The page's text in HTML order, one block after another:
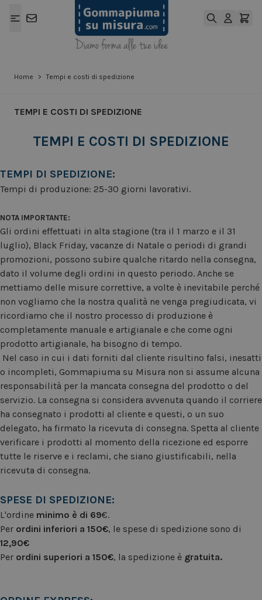
Home > Tempi e costi di spedizione
TEMPI E COSTI DI SPEDIZIONE
TEMPI E COSTI DI SPEDIZIONE
TEMPI DI SPEDIZIONE:
Tempi di produzione: 25-30 giorni lavorativi.
NOTA IMPORTANTE:
Gli ordini effettuati in alta stagione (tra il 1 marzo e il 31
luglio), Black Friday, vacanze di Natale o periodi di grandi
promozioni, possono subire qualche ritardo nella consegna,
dato il volume degli ordini in questo periodo. Anche se
mettiamo delle misure correttive, a volte è inevitabile perché
non vogliamo che la nostra qualità ne venga pregiudicata, vi
ricordiamo che il nostro processo di produzione è
completamente manuale e artigianale e che come ogni
prodotto artigianale, ha bisogno di tempo.
Nel caso in cui i dati forniti dal cliente risultino falsi, inesatti
o incompleti, Gommapiuma su Misura non si assume alcuna
responsabilità per la mancata consegna del prodotto o del
servizio. La consegna si considera avvenuta quando il corriere
ha consegnato i prodotti al cliente e questi, o un suo
delegato, ha firmato la ricevuta di consegna. Spetta al cliente
verificare i prodotti al momento della ricezione ed esporre
tutte le riserve e i reclami, che siano giustificabili, nella
ricevuta di consegna.
SPESE DI SPEDIZIONE:
L'ordine minimo è di 69€.
Per ordini inferiori a 150€, le spese di spedizione sono di
12,90€
Per ordini superiori a 150€, la spedizione è gratuita.